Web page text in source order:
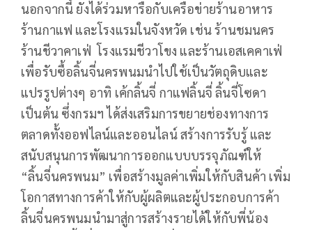
นอกจากนี้ ยังได้ร่วมหารือกับเครือข่ายร้านอาหาร
ร้านกาแฟ และโรงแรมในจังหวัด เช่น ร้านชมนคร
ร้านชีวาคาเฟ่ โรงแรมชีวาโขง และร้านเอสเคคาเฟ่
เพื่อรับซื้อลิ้นจี่นครพนมนำไปใช้เป็นวัตถุดิบและ
แปรรูปต่างๆ อาทิ เค้กลิ้นจี่ กาแฟลิ้นจี่ ลิ้นจี่โซดา
เป็นต้น ซึ่งกรมฯ ได้ส่งเสริมการขยายช่องทางการ
ตลาดทั้งออฟไลน์และออนไลน์ สร้างการรับรู้ และ
สนับสนุนการพัฒนาการออกแบบบรรจุภัณฑ์ให้
“ลิ้นจี่นครพนม” เพื่อสร้างมูลค่าเพิ่มให้กับสินค้า เพิ่ม
โอกาสทางการค้าให้กับผู้ผลิตและผู้ประกอบการค้า
ลิ้นจี่นครพนมนำมาสู่การสร้างรายได้ให้กับพี่น้อง